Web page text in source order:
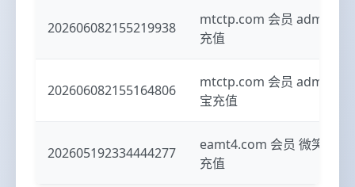
202606082155219938
mtctp.com 会员 admin：
充值
202606082155164806
mtctp.com 会员 admin：
宝充值
202605192334444277
eamt4.com 会员 微笑：积
充值